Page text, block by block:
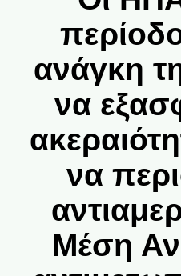
ανάγκη
να
να
Μέση